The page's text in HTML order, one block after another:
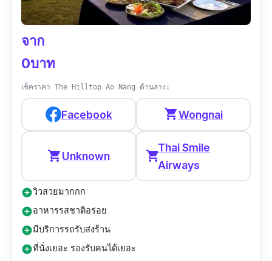
จันทร์
เมนูแนะนำ :แกงกะทิใบเหมียง,หมูทอด,แกงส้ม
ปลาลูกชก
บรรยากาศดีมากๆ เปิดเพลงเพราะมาก ที่นั่งมีให้
เลือกหลายมุม นั่งทานข้าวกับธรรมชาติ ราคาหลัก
ร้อย วิวหลักล้าน เชิญลองมากันนะคะ จัดเลี้ยงก็
เหมาะ ของหวานมีน้ำแข็งใสและระกำลอยแก้วเอา
เม็ดออกให้แล้ว อร่อยชื่นใจตบท้าย”
จาก
0บาท
เช็คราคา The Hilltop Ao Nang ด้านล่าง:
Facebook shopping_cartWongnai
shopping_cartUnknown shopping_cart
Thai Smile
Airways
add_circleวิวสวยมากกก
add_circleอาหารรสชาติอร่อย
add_circleมีบริการรถรับส่งร้าน
add_circleที่นั่งเยอะ รองรับคนได้เยอะ